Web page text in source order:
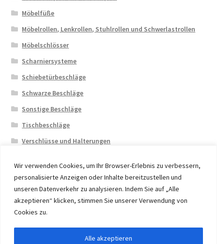
Wir verwenden Cookies, um Ihr Browser-Erlebnis zu verbessern,
personalisierte Anzeigen oder Inhalte bereitzustellen und
unseren Datenverkehr zu analysieren. Indem Sie auf „Alle
akzeptieren“ klicken, stimmen Sie unserer Verwendung von
Cookies zu.
Alle akzeptieren
Möbelfüße
Möbelrollen, Lenkrollen, Stuhlrollen und Schwerlastrollen
Möbelschlösser
Scharniersysteme
Schiebetürbeschläge
Schwarze Beschläge
Sonstige Beschläge
Tischbeschläge
Verschlüsse und Halterungen
© 2026 Eruon Trade UG, Germany, member of the ERUON